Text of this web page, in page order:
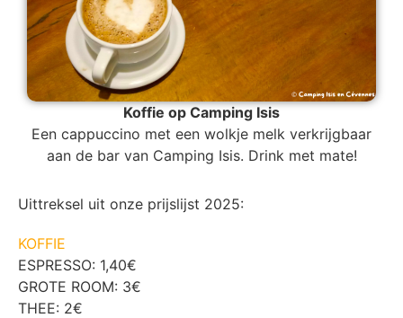
Koffie op Camping Isis
Een cappuccino met een wolkje melk verkrijgbaar
aan de bar van Camping Isis. Drink met mate!
Uittreksel uit onze prijslijst 2025:
KOFFIE
ESPRESSO: 1,40€
GROTE ROOM: 3€
THEE: 2€